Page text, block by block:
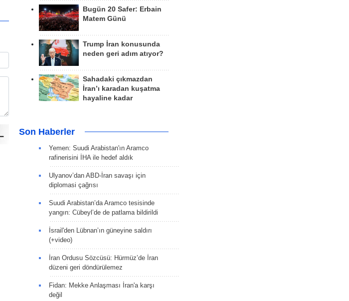
Bugün 20 Safer: Erbain
Matem Günü
Trump İran konusunda
neden geri adım atıyor?
Sahadaki çıkmazdan
İran’ı karadan kuşatma
hayaline kadar
Son Haberler
Yemen: Suudi Arabistan'ın Aramco
rafinerisini İHA ile hedef aldık
Ulyanov’dan ABD-İran savaşı için
diplomasi çağrısı
Suudi Arabistan’da Aramco tesisinde
yangın: Cübeyl’de de patlama bildirildi
İsrail'den Lübnan’ın güneyine saldırı
(+video)
İran Ordusu Sözcüsü: Hürmüz’de İran
düzeni geri döndürülemez
Fidan: Mekke Anlaşması İran'a karşı
değil